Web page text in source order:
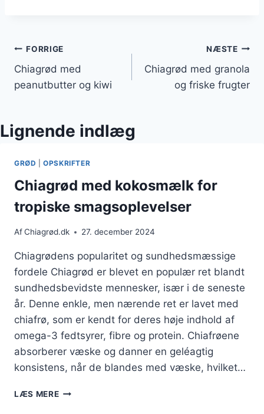
Indlægsnavigation
FORRIGE
Chiagrød med
peanutbutter og kiwi
NÆSTE
Chiagrød med granola
og friske frugter
Lignende indlæg
GRØD |OPSKRIFTER
Chiagrød med kokosmælk for
tropiske smagsoplevelser
AfChiagrød.dk 27. december 2024
Chiagrødens popularitet og sundhedsmæssige
fordele Chiagrød er blevet en populær ret blandt
sundhedsbevidste mennesker, især i de seneste
år. Denne enkle, men nærende ret er lavet med
chiafrø, som er kendt for deres høje indhold af
omega-3 fedtsyrer, fibre og protein. Chiafrøene
absorberer væske og danner en geléagtig
konsistens, når de blandes med væske, hvilket…
LÆS MERECHIAGRØD